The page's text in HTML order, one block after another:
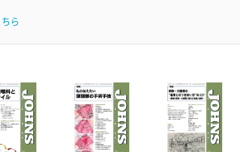
ちら